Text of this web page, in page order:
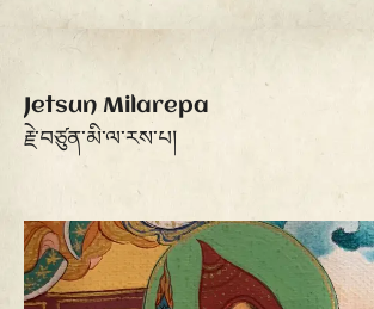
Jetsun Milarepa
རྗེ་བཙུན་མི་ལ་རས་པ།